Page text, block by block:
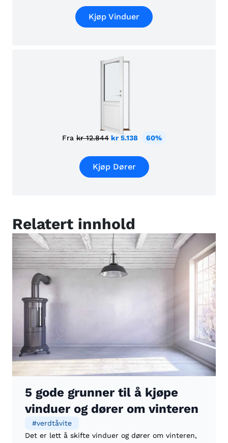
Kjøp Vinduer
Fra kr 12.844 kr 5.138 60%
Kjøp Dører
Relatert innhold
5 gode grunner til å kjøpe
vinduer og dører om vinteren
#verdtåvite
Det er lett å skifte vinduer og dører om vinteren,